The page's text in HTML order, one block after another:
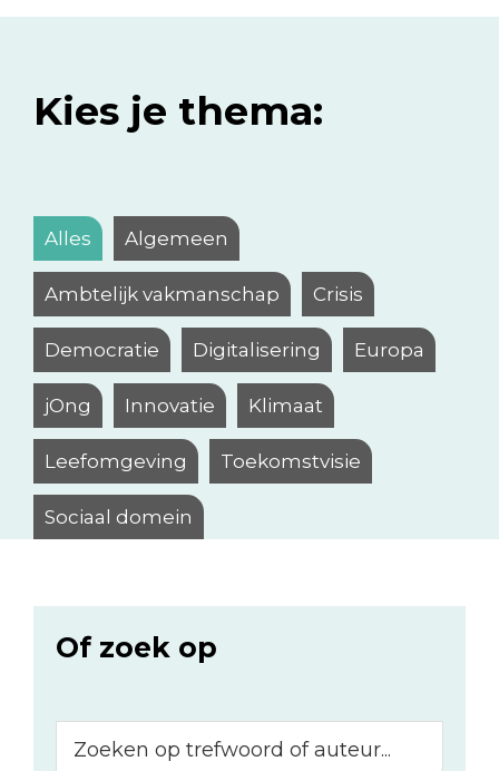
Kies je thema:
Alles Algemeen
Ambtelijk vakmanschap Crisis
Democratie Digitalisering Europa
jOng Innovatie Klimaat
Leefomgeving Toekomstvisie
Sociaal domein
Of zoek op
op